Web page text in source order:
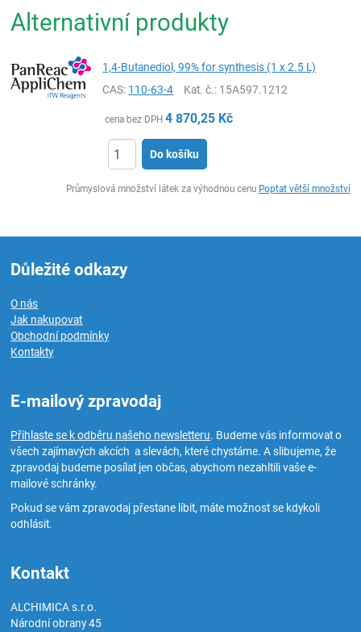
Alternativní produkty
1,4-Butanediol, 99% for synthesis (1 x 2.5 L)
CAS: 110-63-4 Kat. č.: 15A597.1212
cena bez DPH 4 870,25 Kč
Do košíku
Průmyslová množství látek za výhodnou cenu Poptat větší množství
Důležité odkazy
O nás
Jak nakupovat
Obchodní podmínky
Kontakty
E-mailový zpravodaj
Přihlaste se k odběru našeho newsletteru. Budeme vás informovat o
všech zajímavých akcích a slevách, které chystáme. A slibujeme, že
zpravodaj budeme posílat jen občas, abychom nezahltili vaše e-
mailové schránky.
Pokud se vám zpravodaj přestane líbit, máte možnost se kdykoli
odhlásit.
Kontakt
ALCHIMICA s.r.o.
Národní obrany 45